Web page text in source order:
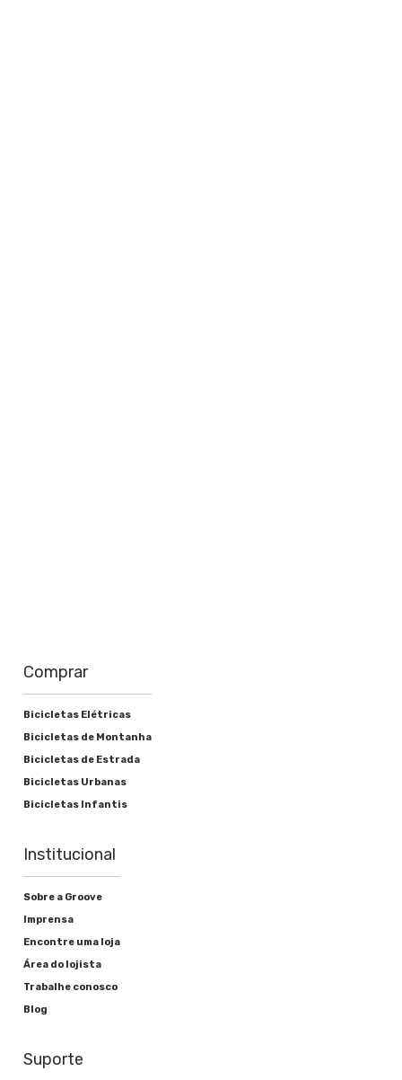
Comprar
Bicicletas Elétricas
Bicicletas de Montanha
Bicicletas de Estrada
Bicicletas Urbanas
Bicicletas Infantis
Institucional
Sobre a Groove
Imprensa
Encontre uma loja
Área do lojista
Trabalhe conosco
Blog
Suporte